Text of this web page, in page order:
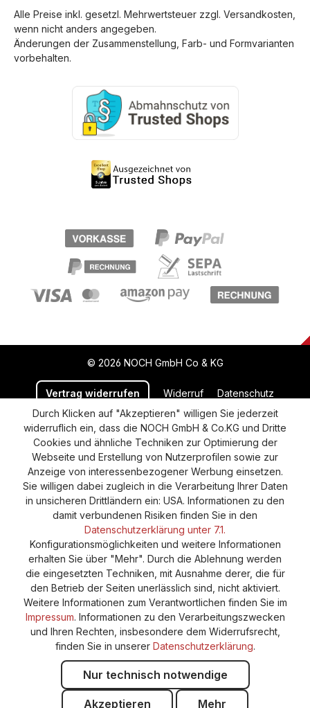
Alle Preise inkl. gesetzl. Mehrwertsteuer zzgl. Versandkosten
wenn nicht anders angegeben.
Änderungen der Zusammenstellung, Farb- und Formvarianten
vorbehalten.
© 2026 NOCH GmbH Co & KG
Vertrag widerrufen Widerruf Datenschutz
Versand und Zahlung AGB
Impressum
Cookie-Einstellungen
Barrierefreiheitserklärung
Durch Klicken auf "Akzeptieren" willigen Sie jederzeit
widerruflich ein, dass die NOCH GmbH & Co.KG und Dritte
Cookies und ähnliche Techniken zur Optimierung der
Webseite und Erstellung von Nutzerprofilen sowie zur
Anzeige von interessenbezogener Werbung einsetzen.
Sie willigen dabei zugleich in die Verarbeitung Ihrer Daten
in unsicheren Drittländern ein: USA. Informationen zu den
damit verbundenen Risiken finden Sie in den
Datenschutzerklärung unter 7.1.
Konfigurationsmöglichkeiten und weitere Informationen
erhalten Sie über "Mehr". Durch die Ablehnung werden
die eingesetzten Techniken, mit Ausnahme derer, die für
den Betrieb der Seiten unerlässlich sind, nicht aktiviert.
Weitere Informationen zum Verantwortlichen finden Sie im
Impressum. Informationen zu den Verarbeitungszwecken
und Ihren Rechten, insbesondere dem Widerrufsrecht,
finden Sie in unserer Datenschutzerklärung.
Nur technisch notwendige
Akzeptieren Mehr